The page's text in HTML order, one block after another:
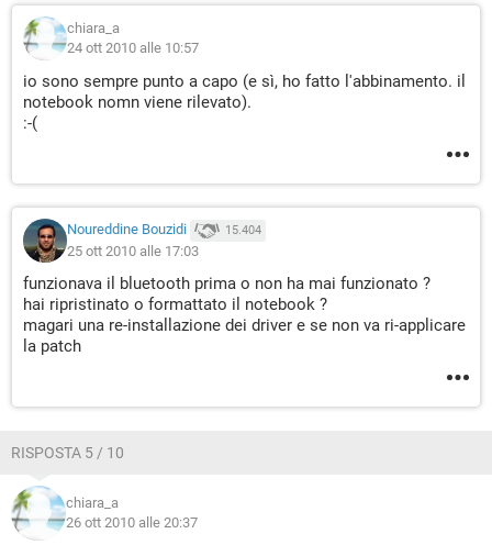
chiara_a
24 ott 2010 alle 10:57
io sono sempre punto a capo (e sì, ho fatto l'abbinamento. il
notebook nomn viene rilevato).
:-(
Noureddine Bouzidi 15.404
25 ott 2010 alle 17:03
funzionava il bluetooth prima o non ha mai funzionato ?
hai ripristinato o formattato il notebook ?
magari una re-installazione dei driver e se non va ri-applicare
la patch
RISPOSTA 5 / 10
chiara_a
26 ott 2010 alle 20:37